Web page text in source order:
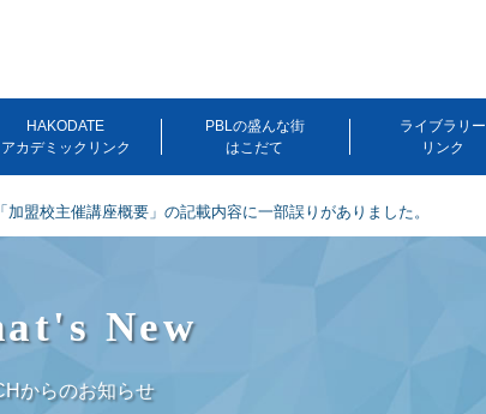
HAKODATE
アカデミックリンク
PBLの盛んな街
はこだて
ライブラリー
リンク
盟校主催講座概要」の記載内容に一部誤りがありました。
New
からのお知らせ